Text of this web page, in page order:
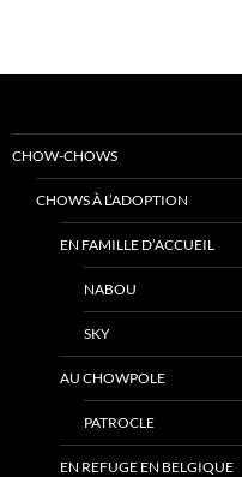
CHOW-CHOWS
CHOWS À L’ADOPTION
EN FAMILLE D’ACCUEIL
NABOU
SKY
AU CHOWPOLE
PATROCLE
EN REFUGE EN BELGIQUE